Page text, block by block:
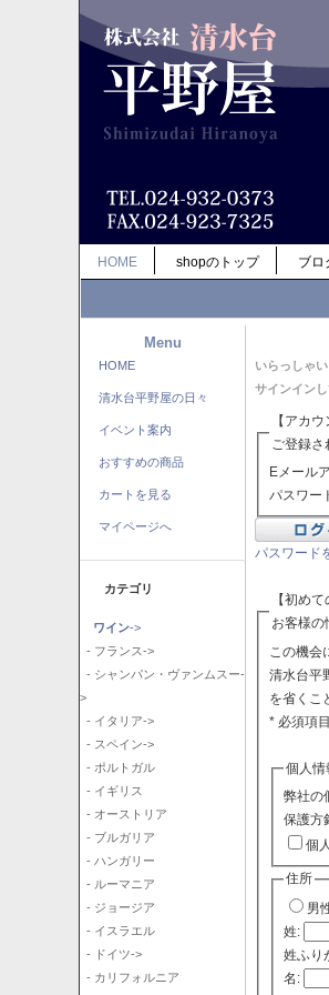
HOME shopのトップ ブロ
Menu
HOME
清水台平野屋の日々
イベント案内
おすすめの商品
カートを見る
マイページへ
カテゴリ
ワイン->
- フランス->
- シャンパン・ヴァンムスー-
>
- イタリア->
- スペイン->
- ポルトガル
- イギリス
- オーストリア
- ブルガリア
- ハンガリー
- ルーマニア
- ジョージア
- イスラエル
- ドイツ->
- カリフォルニア
いらっしゃ
サインイン
【アカ
ご登録さ
Eメール
パスワー
パスワード
【初め
お客様の
この機会
清水台平
を省くこ
* 必須項目
個人情
弊社の
保護方
個
住所
男
姓:
姓ふり
名: